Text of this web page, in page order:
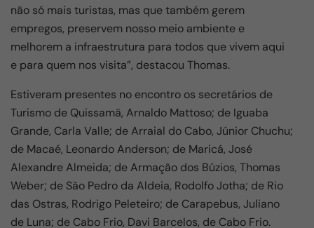
não só mais turistas, mas que também gerem
empregos, preservem nosso meio ambiente e
melhorem a infraestrutura para todos que vivem aqui
e para quem nos visita”, destacou Thomas.
Estiveram presentes no encontro os secretários de
Turismo de Quissamã, Arnaldo Mattoso; de Iguaba
Grande, Carla Valle; de Arraial do Cabo, Júnior Chuchu;
de Macaé, Leonardo Anderson; de Maricá, José
Alexandre Almeida; de Armação dos Búzios, Thomas
Weber; de São Pedro da Aldeia, Rodolfo Jotha; de Rio
das Ostras, Rodrigo Peleteiro; de Carapebus, Juliano
de Luna; de Cabo Frio, Davi Barcelos, de Cabo Frio.